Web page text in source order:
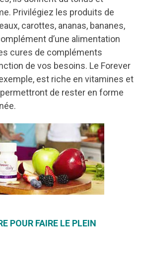
Privilégiez les produits de
carottes, ananas, bananes,
d’une alimentation
cures de compléments
de vos besoins. Le Forever
est riche en vitamines et
de rester en forme
POUR FAIRE LE PLEIN